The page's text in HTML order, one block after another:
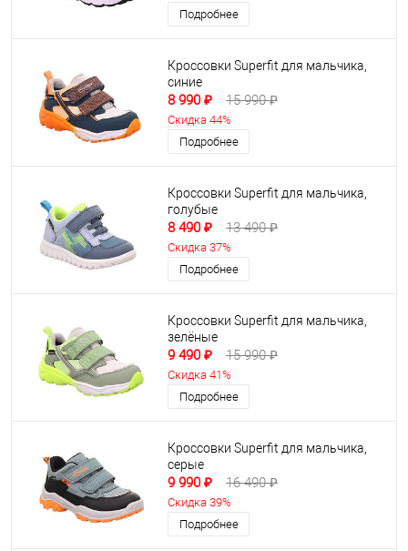
Подробнее
Кроссовки Superfit для мальчика,
синие
8 990 ₽ 15 990 ₽
Скидка 44%
Подробнее
Кроссовки Superfit для мальчика,
голубые
8 490 ₽ 13 490 ₽
Скидка 37%
Подробнее
Кроссовки Superfit для мальчика,
зелёные
9 490 ₽ 15 990 ₽
Скидка 41%
Подробнее
Кроссовки Superfit для мальчика,
серые
9 990 ₽ 16 490 ₽
Скидка 39%
Подробнее